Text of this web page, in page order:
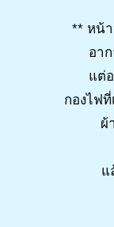
** หน้
อา
แต่
กองไฟ
ผ้
แ